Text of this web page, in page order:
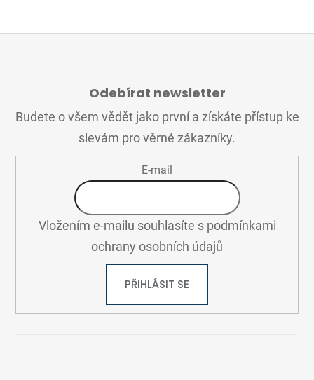
Odebírat newsletter
Budete o všem vědět jako první a získáte přístup ke
slevám pro věrné zákazníky.
E-mail
Vložením e-mailu souhlasíte s podmínkami
ochrany osobních údajů
PŘIHLÁSIT SE